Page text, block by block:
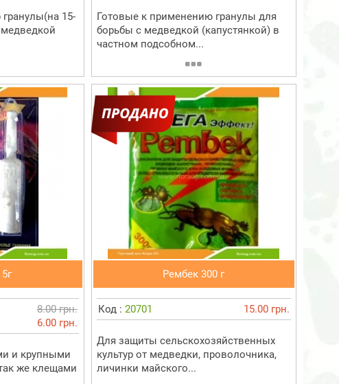
15-
Готовые к применению гранулы для
борьбы с медведкой (капустянкой) в
частном подсобном...
8.00 грн.
6.00 грн.
и крупными
же клещами
Рембек 300 г
Код : 20701 15.00 грн.
Для защиты сельскохозяйственных
культур от медведки, проволочника,
личинки майского...